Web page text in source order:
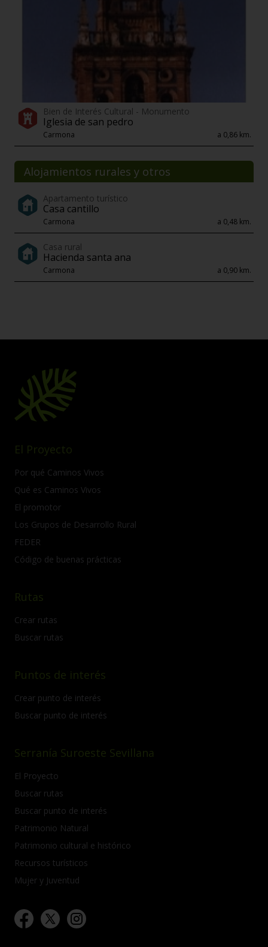
Bien de Interés Cultural - Monumento
Iglesia de san pedro
Carmona a 0,86 km.
Alojamientos rurales y otros
Apartamento turístico
Casa cantillo
Carmona a 0,48 km.
Casa rural
Hacienda santa ana
Carmona a 0,90 km.
El Proyecto
Por qué Caminos Vivos
Qué es Caminos Vivos
El promotor
Los Grupos de Desarrollo Rural
FEDER
Código de buenas prácticas
Rutas
Crear rutas
Buscar rutas
Puntos de interés
Crear punto de interés
Buscar punto de interés
Serranía Suroeste Sevillana
El Proyecto
Buscar rutas
Buscar punto de interés
Patrimonio Natural
Patrimonio cultural e histórico
Recursos turísticos
Mujer y Juventud